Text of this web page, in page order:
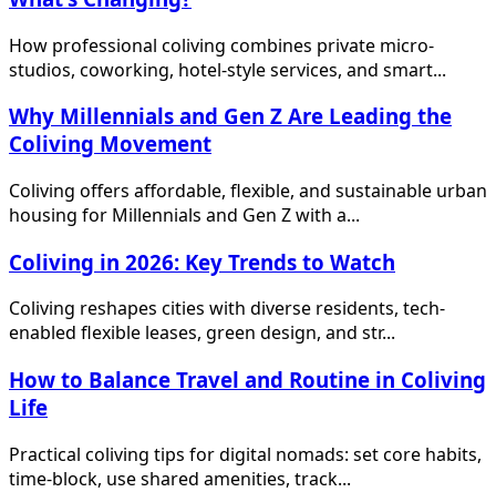
How professional coliving combines private micro-
studios, coworking, hotel-style services, and smart...
Why Millennials and Gen Z Are Leading the
Coliving Movement
Coliving offers affordable, flexible, and sustainable urban
housing for Millennials and Gen Z with a...
Coliving in 2026: Key Trends to Watch
Coliving reshapes cities with diverse residents, tech-
enabled flexible leases, green design, and str...
How to Balance Travel and Routine in Coliving
Life
Practical coliving tips for digital nomads: set core habits,
time-block, use shared amenities, track...